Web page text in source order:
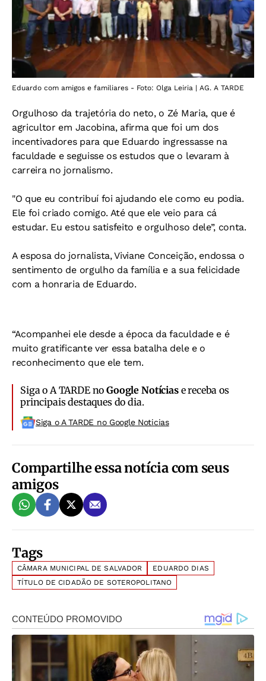
Eduardo com amigos e familiares - Foto: Olga Leiria | AG. A TARDE
Orgulhoso da trajetória do neto, o Zé Maria, que é
agricultor em Jacobina, afirma que foi um dos
incentivadores para que Eduardo ingressasse na
faculdade e seguisse os estudos que o levaram à
carreira no jornalismo.
"O que eu contribuí foi ajudando ele como eu podia.
Ele foi criado comigo. Até que ele veio para cá
estudar. Eu estou satisfeito e orgulhoso dele”, conta.
A esposa do jornalista, Viviane Conceição, endossa o
sentimento de orgulho da família e a sua felicidade
com a honraria de Eduardo.
“Acompanhei ele desde a época da faculdade e é
muito gratificante ver essa batalha dele e o
reconhecimento que ele tem.
Siga o A TARDE noGoogle Notíciase receba os
principais destaques do dia.
Siga o A TARDE no Google Noticias
Compartilhe essa notícia com seus
amigos
Tags
CÂMARA MUNICIPAL DE SALVADOR
EDUARDO DIAS
TÍTULO DE CIDADÃO DE SOTEROPOLITANO